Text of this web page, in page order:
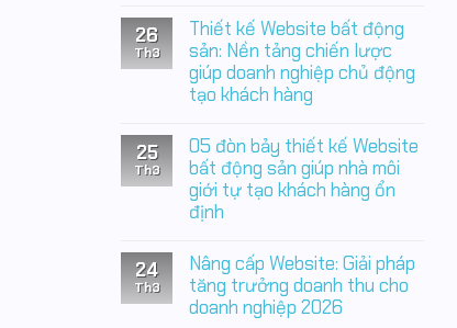
bình
luận
ở
Website
load
chậm:
nghẽn
âm
thầm
đang
làm
doanh
tiền
mỗi
ngày
26
Th3
Thiết kế Website bất động
sản: Nền tảng chiến lược
giúp doanh nghiệp chủ động
tạo khách hàng
bình
luận
ở
Thiết
kế
Website
động
sản:
Nền
tảng
chiến
25
Th3
05 đòn bảy thiết kế Website
bất động sản giúp nhà môi
giới tự tạo khách hàng ổn
định
bình
luận
ở
05
24
Th3
Nâng cấp Website: Giải pháp
tăng trưởng doanh thu cho
doanh nghiệp 2026